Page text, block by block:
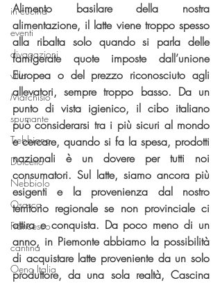
in cucina
eventi
divagazioni
villa
Marchisio
spumante
Trebbiano
Dolcetto
Nebbiolo
Osasca
Francesco
cantina
Oeno Italia
Alimento basilare della nostra
alimentazione, il latte viene troppo spesso
alla ribalta solo quando si parla delle
famigerate quote imposte dall’unione
Europea o del prezzo riconosciuto agli
allevatori, sempre troppo basso. Da un
punto di vista igienico, il cibo italiano
può considerarsi tra i più sicuri al mondo
e cercare, quando si fa la spesa, prodotti
nazionali è un dovere per tutti noi
consumatori. Sul latte, siamo ancora più
esigenti e la provenienza dal nostro
territorio regionale se non provinciale ci
attira e conquista. Da poco meno di un
anno, in Piemonte abbiamo la possibilità
di acquistare latte proveniente da un solo
produttore, da una sola realtà, Cascina